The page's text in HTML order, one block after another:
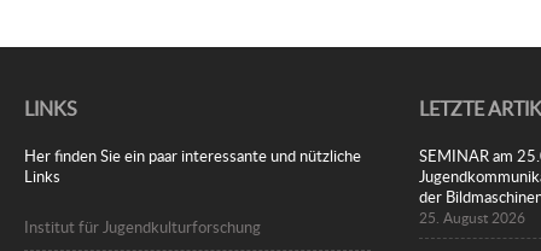
LINKS
Her finden Sie ein paar interessante und nützliche
Links
Institut für Jugendkulturforschung
LETZTE
SEMINAR am
der
25. August 2026